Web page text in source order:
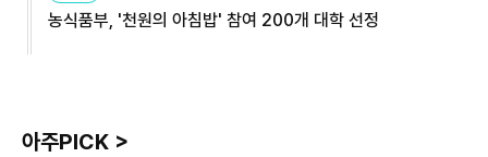
농식품부, '천원의 아침밥' 참여 200개 대학 선정
아주PICK >